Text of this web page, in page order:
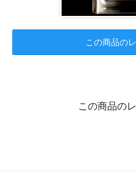
この商品の
この商品の